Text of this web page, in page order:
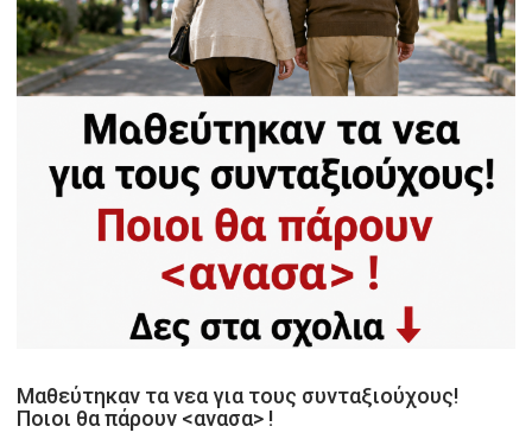
Μαθεύτηκαν τα νεα για τους συνταξιούχους!
Ποιοι θα πάρουν <ανασα> !